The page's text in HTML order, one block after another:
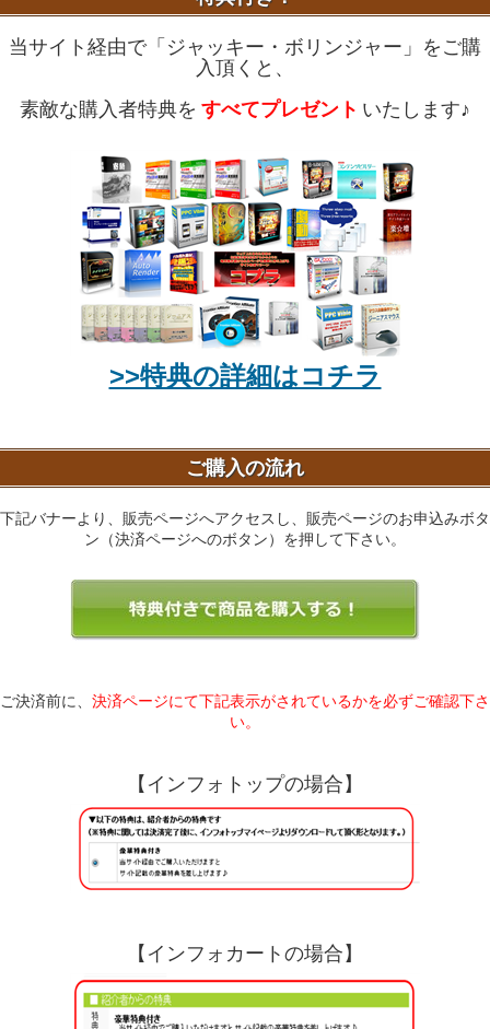
当サイト経由で「ジャッキー・ボリンジャー」をご購
入頂くと、
素敵な購入者特典を すべてプレゼント いたします♪
>>特典の詳細はコチラ
ご購入の流れ
下記バナーより、販売ページへアクセスし、販売ページのお申込みボタ
ン（決済ページへのボタン）を押して下さい。
ご決済前に、 決済ページにて下記表示がされているかを必ずご確認下さ
い。
【インフォトップの場合】
【インフォカートの場合】